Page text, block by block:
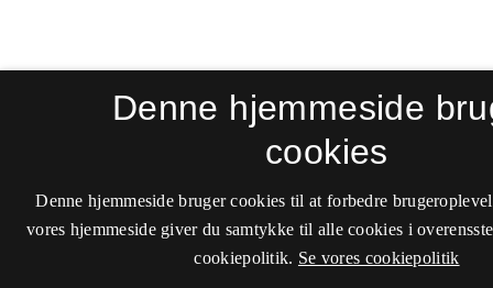
Denne hjemmeside
cookies
Denne hjemmeside bruger cookies til at forbedre
vores hjemmeside giver du samtykke til alle cookies i
cookiepolitik. Se vores cookiepolitik